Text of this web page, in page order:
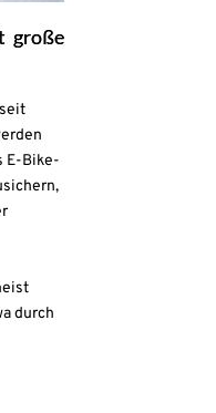
große
E-Bike-
durch